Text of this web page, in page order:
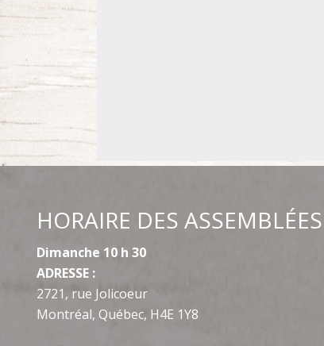
HORAIRE DES ASSEMBLÉES
Dimanche 10 h 30
ADRESSE :
2721, rue Jolicoeur
Montréal, Québec, H4E 1Y8